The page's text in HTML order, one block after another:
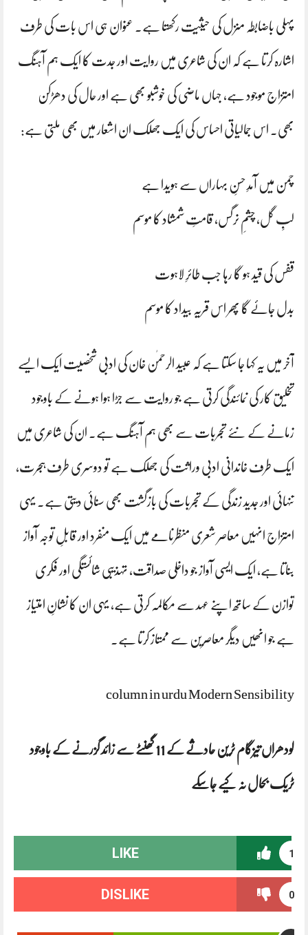
پہلی باضابطہ منزل کی حیثیت رکھتا ہے۔ عنوان ہی اس بات کی طرف
اشارہ کرتا ہے کہ ان کی شاعری میں روایت اور جدت کا ایک ہم آہنگ
امتزاج موجود ہے، جہاں ماضی کی خوشبو بھی ہے اور حال کی دھڑکن
بھی۔ اس جمالیاتی احساس کی ایک جھلک ان اشعار میں بھی ملتی ہے:
چمن میں آمدِ حسنِ بہاراں سے ہویدا ہے
لبِ گل، چشمِ نرگس، قامتِ شمشاد کا موسم
قفس کی قید ہو گا رہا جب طائرِ لاہوت
بدل جائے گا پھر اس قریہ بیداد کا موسم
آخر میں یہ کہا جا سکتا ہے کہ عبید الرحمٰن خان کی ادبی شخصیت ایک ایسے
تخلیق کار کی نمائندگی کرتی ہے جو روایت سے جڑا ہوا ہونے کے باوجود
زمانے کے نئے تجربات سے بھی ہم آہنگ ہے۔ ان کی شاعری میں
ایک طرف خاندانی ادبی وراثت کی جھلک ہے تو دوسری طرف ہجرت،
تنہائی اور جدید زندگی کے تجربات کی بازگشت بھی سنائی دیتی ہے۔ یہی
امتزاج انہیں معاصر شعری منظرنامے میں ایک منفرد اور قابلِ توجہ آواز
بناتا ہے، ایک ایسی آواز جو داخلی صداقت، تہذیبی شائستگی اور فکری
توازن کے ساتھ اپنے عہد سے مکالمہ کرتی ہے، یہی ان کا نشانِ امتیاز
ہے جو انھیں دیگر معاصرین سے ممتاز کرتا ہے۔
column in urdu Modern Sensibility
لودھراں تیزگام ٹرین حادثے کے 11 گھنٹے سے زائد گزرنے کے باوجود
ٹریک بحال نہ کیے جاسکے
1
LIKE
0
DISLIKE